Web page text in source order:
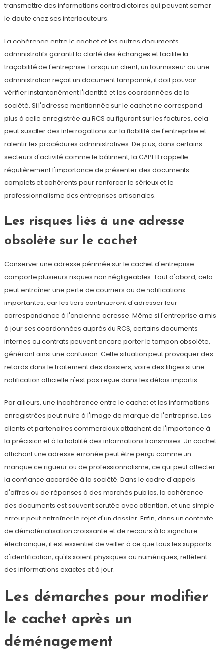
transmettre des informations contradictoires qui peuvent semer
le doute chez ses interlocuteurs.
La cohérence entre le cachet et les autres documents
administratifs garantit la clarté des échanges et facilite la
traçabilité de l'entreprise. Lorsqu'un client, un fournisseur ou une
administration reçoit un document tamponné, il doit pouvoir
vérifier instantanément l'identité et les coordonnées de la
société. Si l'adresse mentionnée sur le cachet ne correspond
plus à celle enregistrée au RCS ou figurant sur les factures, cela
peut susciter des interrogations sur la fiabilité de l'entreprise et
ralentir les procédures administratives. De plus, dans certains
secteurs d'activité comme le bâtiment, la CAPEB rappelle
régulièrement l'importance de présenter des documents
complets et cohérents pour renforcer le sérieux et le
professionnalisme des entreprises artisanales.
Les risques liés à une adresse
obsolète sur le cachet
Conserver une adresse périmée sur le cachet d'entreprise
comporte plusieurs risques non négligeables. Tout d'abord, cela
peut entraîner une perte de courriers ou de notifications
importantes, car les tiers continueront d'adresser leur
correspondance à l'ancienne adresse. Même si l'entreprise a mis
à jour ses coordonnées auprès du RCS, certains documents
internes ou contrats peuvent encore porter le tampon obsolète,
générant ainsi une confusion. Cette situation peut provoquer des
retards dans le traitement des dossiers, voire des litiges si une
notification officielle n'est pas reçue dans les délais impartis.
Par ailleurs, une incohérence entre le cachet et les informations
enregistrées peut nuire à l'image de marque de l'entreprise. Les
clients et partenaires commerciaux attachent de l'importance à
la précision et à la fiabilité des informations transmises. Un cachet
affichant une adresse erronée peut être perçu comme un
manque de rigueur ou de professionnalisme, ce qui peut affecter
la confiance accordée à la société. Dans le cadre d'appels
d'offres ou de réponses à des marchés publics, la cohérence
des documents est souvent scrutée avec attention, et une simple
erreur peut entraîner le rejet d'un dossier. Enfin, dans un contexte
de dématérialisation croissante et de recours à la signature
électronique, il est essentiel de veiller à ce que tous les supports
d'identification, qu'ils soient physiques ou numériques, reflètent
des informations exactes et à jour.
Les démarches pour modifier
le cachet après un
déménagement